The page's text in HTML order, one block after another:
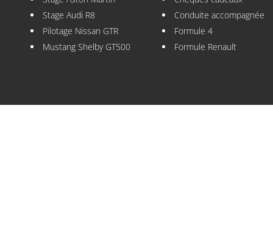
Stage Audi R8
Pilotage Nissan GTR
Mustang Shelby GT500
Conduite accompagnée
Formule 4
Formule Renault